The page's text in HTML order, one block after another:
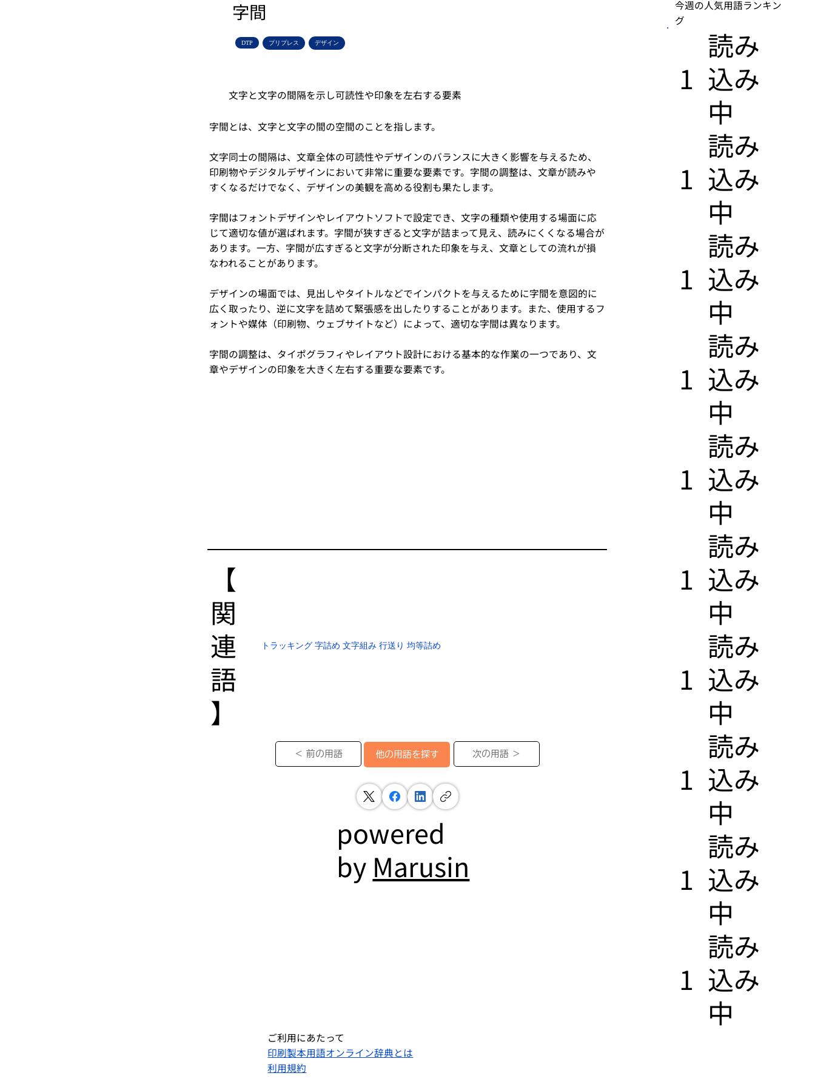
字間
DTP プリプレス デザイン
文字と文字の間隔を示し可読性や印象を左右する要素
字間とは、文字と文字の間の空間のことを指します。
文字同士の間隔は、文章全体の可読性やデザインのバランスに大きく影響を与えるため、
印刷物やデジタルデザインにおいて非常に重要な要素です。字間の調整は、文章が読みや
すくなるだけでなく、デザインの美観を高める役割も果たします。
字間はフォントデザインやレイアウトソフトで設定でき、文字の種類や使用する場面に応
じて適切な値が選ばれます。字間が狭すぎると文字が詰まって見え、読みにくくなる場合が
あります。一方、字間が広すぎると文字が分断された印象を与え、文章としての流れが損
なわれることがあります。
デザインの場面では、見出しやタイトルなどでインパクトを与えるために字間を意図的に
広く取ったり、逆に文字を詰めて緊張感を出したりすることがあります。また、使用するフ
ォントや媒体（印刷物、ウェブサイトなど）によって、適切な字間は異なります。
字間の調整は、タイポグラフィやレイアウト設計における基本的な作業の一つであり、文
章やデザインの印象を大きく左右する重要な要素です。
今週の人気用語ランキン
グ
1
​読み
込み
中
1
​読み
込み
中
1
​読み
込み
中
1
​読み
込み
中
1
​読み
込み
中
1
​読み
込み
中
1
​読み
込み
中
1
​読み
込み
中
1
​読み
込み
中
1
​読み
込み
中
【​
関
連
語
】
トラッキング 字詰め 文字組み 行送り 均等詰め
＜ 前の用語 他の用語を探す 次の用語 ＞
powered
by Marusin
ご利用にあたって
印刷製本用語オンライン辞典とは
利用規約​